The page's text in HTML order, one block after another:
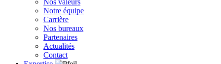
Notre équipe
Carrière
Nos bureaux
Partenaires
Actualités
Contact